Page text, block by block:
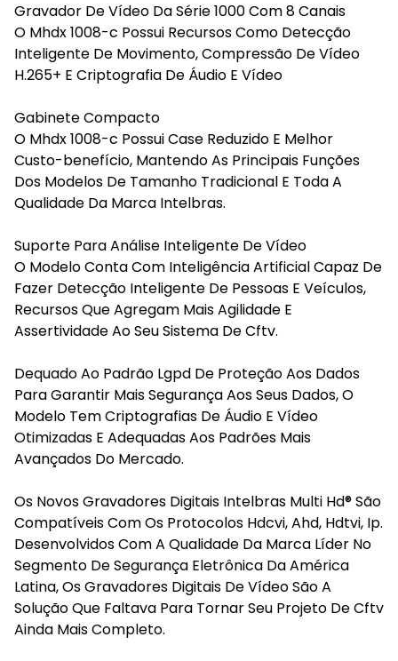
Gravador De Vídeo Da Série 1000 Com 8 Canais
O Mhdx 1008-c Possui Recursos Como Detecção
Inteligente De Movimento, Compressão De Vídeo
H.265+ E Criptografia De Áudio E Vídeo
Gabinete Compacto
O Mhdx 1008-c Possui Case Reduzido E Melhor
Custo-benefício, Mantendo As Principais Funções
Dos Modelos De Tamanho Tradicional E Toda A
Qualidade Da Marca Intelbras.
Suporte Para Análise Inteligente De Vídeo
O Modelo Conta Com Inteligência Artificial Capaz De
Fazer Detecção Inteligente De Pessoas E Veículos,
Recursos Que Agregam Mais Agilidade E
Assertividade Ao Seu Sistema De Cftv.
Dequado Ao Padrão Lgpd De Proteção Aos Dados
Para Garantir Mais Segurança Aos Seus Dados, O
Modelo Tem Criptografias De Áudio E Vídeo
Otimizadas E Adequadas Aos Padrões Mais
Avançados Do Mercado.
Os Novos Gravadores Digitais Intelbras Multi Hd® São
Compatíveis Com Os Protocolos Hdcvi, Ahd, Hdtvi, Ip.
Desenvolvidos Com A Qualidade Da Marca Líder No
Segmento De Segurança Eletrônica Da América
Latina, Os Gravadores Digitais De Vídeo São A
Solução Que Faltava Para Tornar Seu Projeto De Cftv
Ainda Mais Completo.